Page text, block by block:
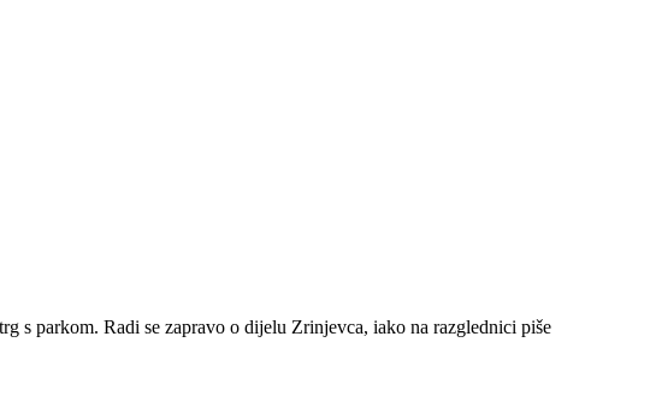
s parkom. Radi se zapravo o dijelu Zrinjevca, iako na razglednici piše